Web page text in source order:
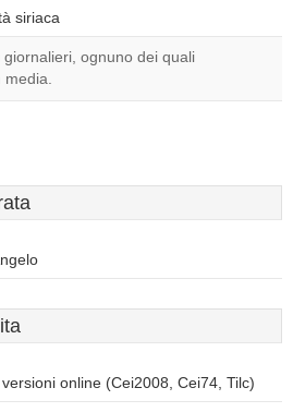
siriaca
ognuno dei quali
media.
online (Cei2008, Cei74, Tilc)